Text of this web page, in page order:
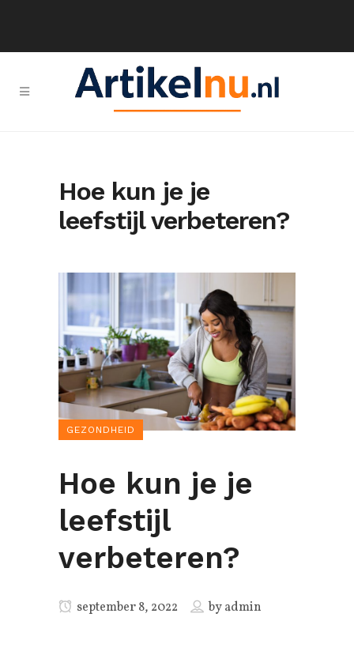
Hoe kun je je
leefstijl verbeteren?
GEZONDHEID
Hoe kun je je
leefstijl
verbeteren?
september 8, 2022 byadmin